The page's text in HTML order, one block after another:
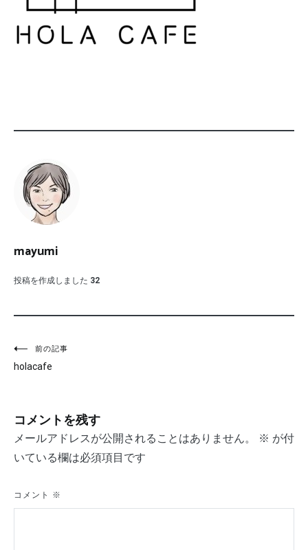
mayumi
投稿を作成しました 32
投
稿
ビ
ゲ
シ
前の記事
holacafe
コメントを残す
メールアドレスが公開されることはありません。 ※ が付
いている欄は必須項目です
コメント ※